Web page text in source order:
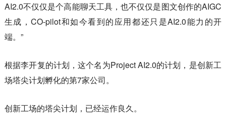
AI2.0不仅仅是个高能聊天工具，也不仅仅是图文创作的AIGC
生成，CO-pilot和如今看到的应用都还只是AI2.0能力的开
端。”
根据李开复的计划，这个名为Project AI2.0的计划，是创新工
场塔尖计划孵化的第7家公司。
创新工场的塔尖计划，已经运作良久。